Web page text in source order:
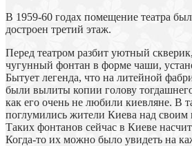
В 1959-60 годах помещение театра
достроен третий этаж.
Перед театром разбит уютный
чугунный фонтан в форме чаши,
Бытует легенда, что на литейной
были вылиты копии голову
как его очень не любили киевляне. В
поглумились жители Киева над своим
Таких фонтанов сейчас в Киеве
Когда-то их можно было увидеть на